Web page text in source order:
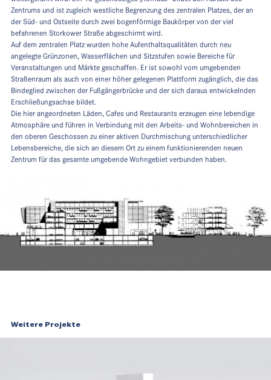
Zentrums und ist zugleich westliche Begrenzung des zentralen Platzes, der an
der Süd- und Ostseite durch zwei bogenförmige Baukörper von der viel
befahrenen Storkower Straße abgeschirmt wird.
Auf dem zentralen Platz wurden hohe Aufenthaltsqualitäten durch neu
angelegte Grünzonen, Wasserflächen und Sitzstufen sowie Bereiche für
Veranstaltungen und Märkte geschaffen. Er ist sowohl vom umgebenden
Straßenraum als auch von einer höher gelegenen Plattform zugänglich, die das
Bindeglied zwischen der Fußgängerbrücke und der sich daraus entwickelnden
Erschließungsachse bildet.
Die hier angeordneten Läden, Cafes und Restaurants erzeugen eine lebendige
Atmosphäre und führen in Verbindung mit den Arbeits- und Wohnbereichen in
den oberen Geschossen zu einer aktiven Durchmischung unterschiedlicher
Lebensbereiche, die sich an diesem Ort zu einem funktionierenden neuen
Zentrum für das gesamte umgebende Wohngebiet verbunden haben.
Weitere Projekte